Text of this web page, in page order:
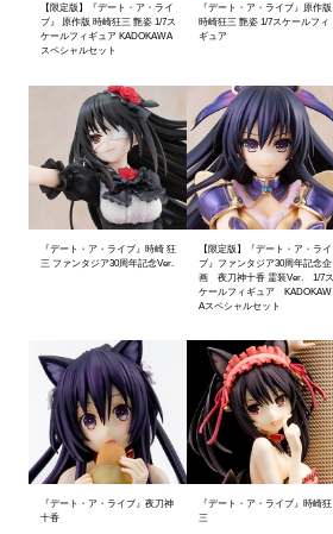
【限定版】『デート・ア・ライ
ブ』 原作版 時崎狂三 艶姿 1/7ス
ケールフィギュア KADOKAWA
スペシャルセット
『デート・ア・ライブ』原作版
時崎狂三 艶姿 1/7スケールフィ
ギュア
『デート・ア・ライブ』時崎 狂
三 ファンタジア30周年記念Ver.
【限定版】『デート・ア・ライ
ブ』ファンタジア30周年記念企
画 夜刀神十香 霊装Ver. 1/7ス
ケールフィギュア KADOKAW
Aスペシャルセット
『デート・ア・ライブ』夜刀神
十香
『デート・ア・ライブ』時崎狂
三